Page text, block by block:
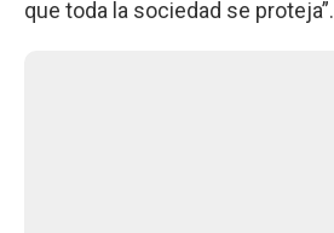
que toda la sociedad se proteja”.